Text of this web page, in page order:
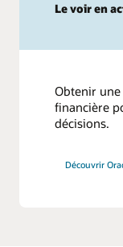
Le voir en
Obtenir
financière
décisions.
Découvrir